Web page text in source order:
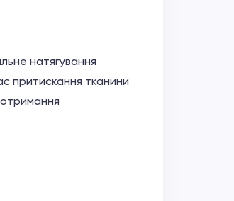
натягування
притискання тканини